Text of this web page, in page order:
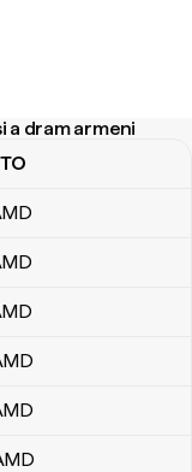
a dram armeni
dram armeni